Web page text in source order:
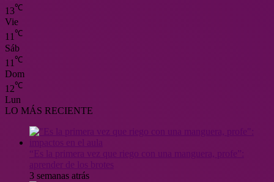
13℃
Vie
11℃
Sáb
11 ℃
Dom
12℃
Lun
LO MÁS RECIENTE
3 semanas atrás